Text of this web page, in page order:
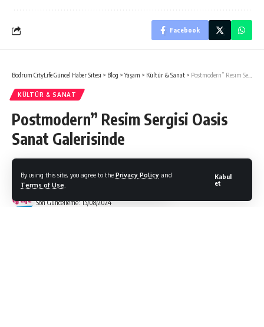
By using this site, you agree to the Privacy Policy and
Terms of Use
Kabul
et
Facebook
Bodrum CityLife Güncel Haber Sitesi > Blog >Yaşam > Kültür & Sanat > Postmodern” Resim Sergisi Oasis Sanat Galerisinde
KÜLTÜR & SANAT
Postmodern” Resim Sergisi Oasis
Sanat Galerisinde
Son Güncelleme: 15/08/2024
Bodrum Citylife